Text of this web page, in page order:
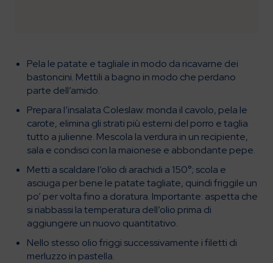
Pela le patate e tagliale in modo da ricavarne dei
bastoncini. Mettili a bagno in modo che perdano
parte dell’amido.
Prepara l’insalata Coleslaw: monda il cavolo, pela le
carote, elimina gli strati più esterni del porro e taglia
tutto a julienne. Mescola la verdura in un recipiente,
sala e condisci con la maionese e abbondante pepe.
Metti a scaldare l’olio di arachidi a 150°; scola e
asciuga per bene le patate tagliate, quindi friggile un
po’ per volta fino a doratura. Importante: aspetta che
si riabbassi la temperatura dell’olio prima di
aggiungere un nuovo quantitativo.
Nello stesso olio friggi successivamente i filetti di
merluzzo in pastella.